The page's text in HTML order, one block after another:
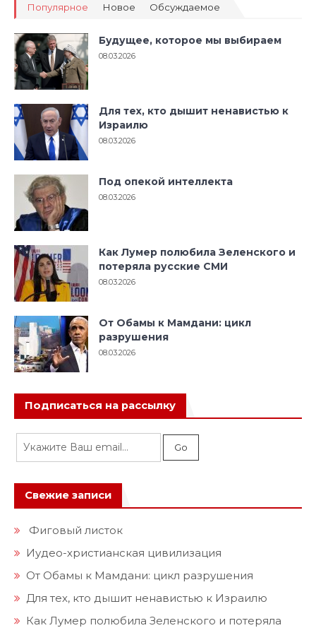
Популярное Новое Обсуждаемое
Будущее, которое мы выбираем
08.03.2026
Для тех, кто дышит ненавистью к
Израилю
08.03.2026
Под опекой интеллекта
08.03.2026
Как Лумер полюбила Зеленского и
потеряла русские СМИ
08.03.2026
От Обамы к Мамдани: цикл
разрушения
08.03.2026
Подписаться на рассылку
Свежие записи
Фиговый листок
Иудео-христианская цивилизация
От Обамы к Мамдани: цикл разрушения
Для тех, кто дышит ненавистью к Израилю
Как Лумер полюбила Зеленского и потеряла